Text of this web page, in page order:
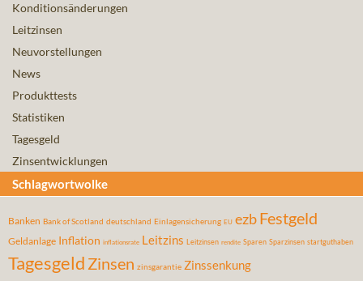
Konditionsänderungen
Leitzinsen
Neuvorstellungen
News
Produkttests
Statistiken
Tagesgeld
Zinsentwicklungen
Schlagwortwolke
Banken Bank of Scotland deutschland Einlagensicherung EU ezbFestgeld
Geldanlage Inflation inflationsrate Leitzins Leitzinsen rendite Sparen Sparzinsen startguthaben
Tagesgeld Zinsen zinsgarantie Zinssenkung